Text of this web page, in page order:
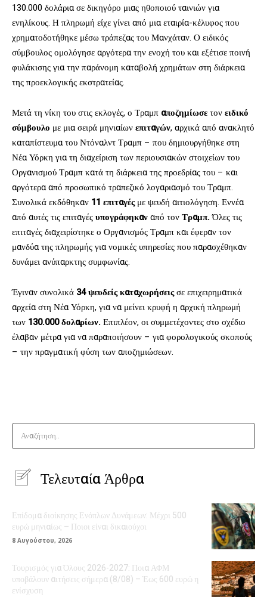
130.000 δολάρια σε δικηγόρο μιας ηθοποιού ταινιών για
ενηλίκους. Η πληρωμή είχε γίνει από μια εταιρία-κέλυφος που
χρηματοδοτήθηκε μέσω τράπεζας του Μανχάταν. Ο ειδικός
σύμβουλος ομολόγησε αργότερα την ενοχή του και εξέτισε ποινή
φυλάκισης για την παράνομη καταβολή χρημάτων στη διάρκεια
της προεκλογικής εκστρατείας.
Μετά τη νίκη του στις εκλογές, ο Τραμπ αποζημίωσετονειδικό
σύμβουλο με μια σειρά μηνιαίωνεπιταγών, αρχικά από ανακλητό
καταπίστευμα του Ντόναλντ Τραμπ – που δημιουργήθηκε στη
Νέα Υόρκη για τη διαχείριση των περιουσιακών στοιχείων του
Οργανισμού Τραμπ κατά τη διάρκεια της προεδρίας του – και
αργότερα από προσωπικό τραπεζικό λογαριασμό του Τραμπ.
Συνολικά εκδόθηκαν 11 επιταγέςμε ψευδή αιτιολόγηση. Εννέα
από αυτές τις επιταγέςυπογράφηκαναπό τονΤραμπ.Όλες τις
επιταγές διαχειρίστηκε ο Οργανισμός Τραμπ και έφεραν τον
μανδύα της πληρωμής για νομικές υπηρεσίες που παρασχέθηκαν
δυνάμει ανύπαρκτης συμφωνίας.
Έγιναν συνολικά 34 ψευδείς καταχωρήσειςσε επιχειρηματικά
αρχεία στη Νέα Υόρκη, για να μείνει κρυφή η αρχική πληρωμή
των 130.000 δολαρίων. Επιπλέον, οι συμμετέχοντες στο σχέδιο
έλαβαν μέτρα για να παραποιήσουν – για φορολογικούς σκοπούς
– την πραγματική φύση των αποζημιώσεων.
Αναζήτηση..
Τελευταία Άρθρα
Επίδομα διοίκησης Ενόπλων Δυνάμεων: Μέχρι 500
ευρώ μηνιαίως – Ποιοι είναι δικαιούχοι
8 Αυγούστου, 2026
Τουρισμός για Όλους 2026-2027: Ποια ΑΦΜ
υποβάλουν αιτήσεις σήμερα (8/08) – Έως 600 ευρώ η
ενίσχυση